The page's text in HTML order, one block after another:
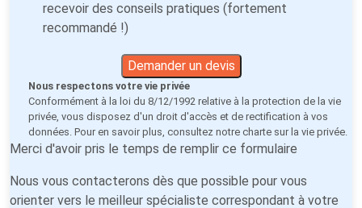
recevoir des conseils pratiques (fortement
recommandé !)
Demander un devis
Nous respectons votre vie privée
Conformément à la loi du 8/12/1992 relative à la protection de la vie
privée, vous disposez d'un droit d'accès et de rectification à vos
données. Pour en savoir plus, consultez notre charte sur la vie privée.
Merci d'avoir pris le temps de remplir ce formulaire
Nous vous contacterons dès que possible pour vous
orienter vers le meilleur spécialiste correspondant à votre